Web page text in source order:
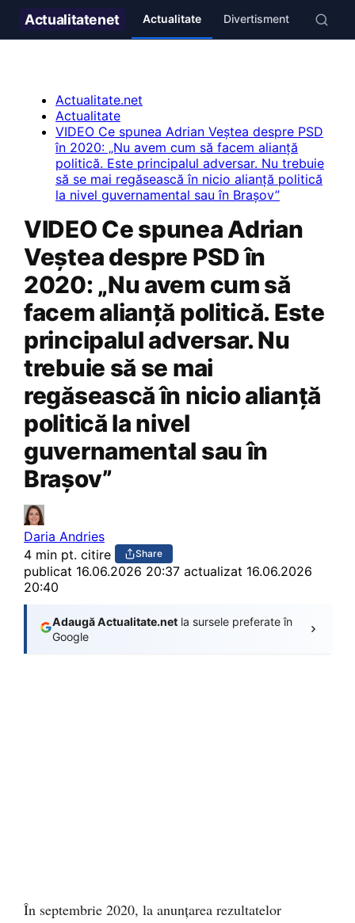
Actualitatenet Actualitate Divertisment Stil de
Actualitate.net
Actualitate
VIDEO Ce spunea Adrian Veștea despre PSD
în 2020: „Nu avem cum să facem alianță
politică. Este principalul adversar. Nu trebuie
să se mai regăsească în nicio alianță politică
la nivel guvernamental sau în Brașov”
VIDEO Ce spunea Adrian
Veștea despre PSD în
2020: „Nu avem cum să
facem alianță politică. Este
principalul adversar. Nu
trebuie să se mai
regăsească în nicio alianță
politică la nivel
guvernamental sau în
Brașov”
Daria Andries
4 min pt. citire
Share
publicat 16.06.2026 20:37 actualizat 16.06.2026
20:40
Adaugă Actualitate.net la sursele preferate în
Google
În septembrie 2020, la anunțarea rezultatelor